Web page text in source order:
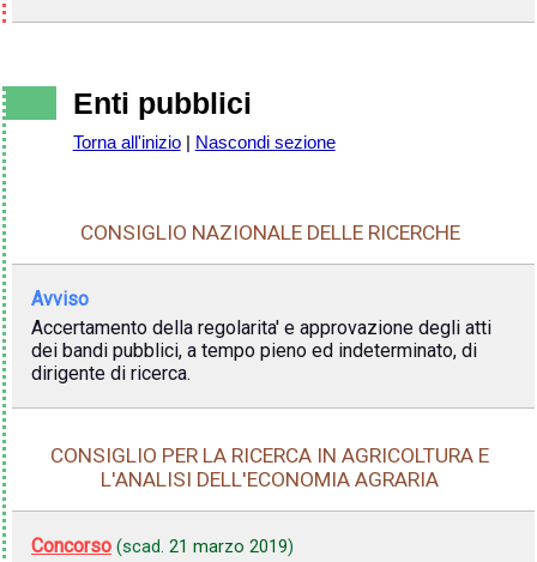
Enti pubblici
Torna all'inizio| Nascondi sezione
CONSIGLIO NAZIONALE DELLE RICERCHE
Avviso
Accertamento della regolarita' e approvazione degli atti
dei bandi pubblici, a tempo pieno ed indeterminato, di
dirigente di ricerca.
CONSIGLIO PER LA RICERCA IN AGRICOLTURA E
L'ANALISI DELL'ECONOMIA AGRARIA
Concorso (scad. 21 marzo 2019)